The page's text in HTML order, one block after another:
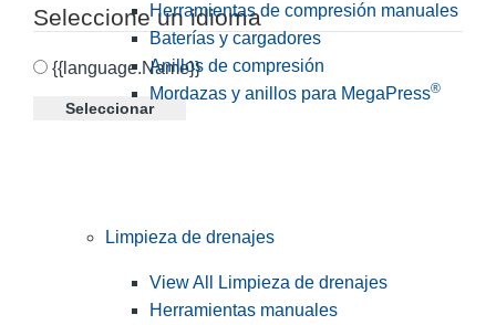
Seleccione un idioma
{{language.Name}}
Seleccionar
Herramientas de compresión manuales
Baterías y cargadores
Anillos de compresión
Mordazas y anillos para MegaPress®
Limpieza de drenajes
View All Limpieza de drenajes
Herramientas manuales